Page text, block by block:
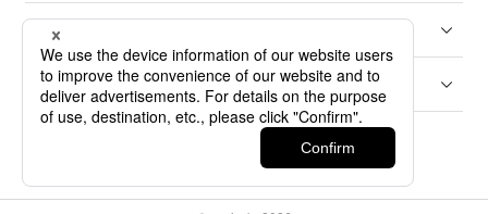
リーガル
カスタマーサービス